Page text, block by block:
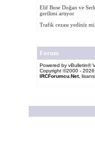
Elif Buse Doğan ve
gerilimi artıyor
Trafik cezası yediniz
Forum
Powered by vBulletin®
Copyright ©2000 -
IRCForumcu.Net,